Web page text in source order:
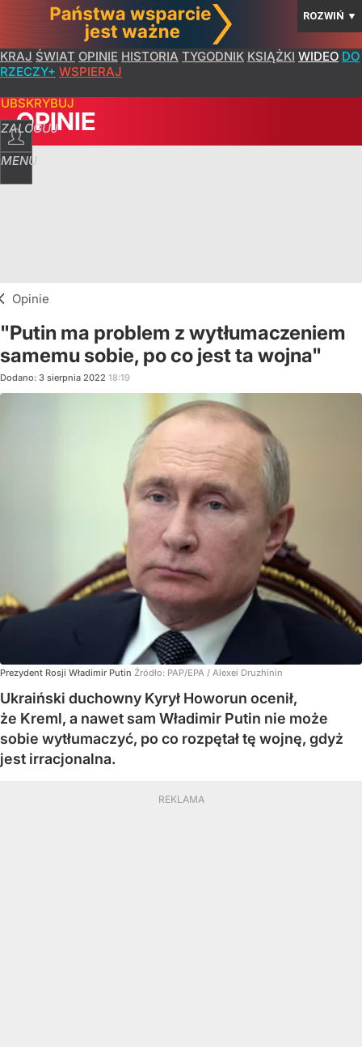
ROZWIŃ ▼
KRAJ ŚWIAT OPINIE HISTORIA TYGODNIK KSIĄŻKI WIDEO DO
RZECZY+ WSPIERAJ
ZALOGUJ
MENU
OPINIE
Opinie
"Putin ma problem z wytłumaczeniem
samemu sobie, po co jest ta wojna"
Dodano: 3 sierpnia 2022 18:19
Prezydent Rosji Władimir Putin Źródło: PAP/EPA / Alexei Druzhinin
Ukraiński duchowny Kyrył Howorun ocenił,
że Kreml, a nawet sam Władimir Putin nie może
sobie wytłumaczyć, po co rozpętał tę wojnę, gdyż
jest irracjonalna.